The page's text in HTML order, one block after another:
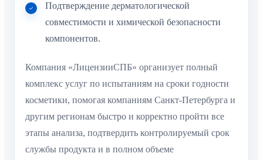
Подтверждение дерматологической
совместимости и химической безопасности
компонентов.
Компания «ЛицензииСПБ» организует полный
комплекс услуг по испытаниям на сроки годности
косметики, помогая компаниям Санкт-Петербурга и
другим регионам быстро и корректно пройти все
этапы анализа, подтвердить контролируемый срок
службы продукта и в полном объеме